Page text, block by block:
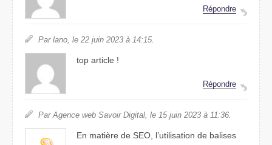
Répondre
Par lano, le 22 juin 2023 à 14:15.
top article !
Répondre
Par Agence web Savoir Digital, le 15 juin 2023 à 11:36.
En matière de SEO, l’utilisation de balises